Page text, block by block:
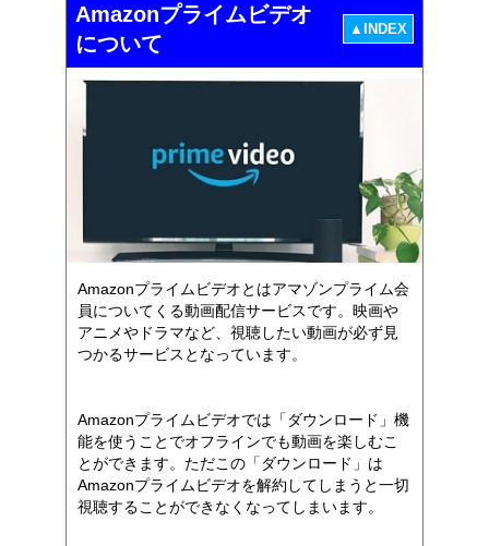
Amazonプライムビデオ
について
▲INDEX
Amazonプライムビデオとはアマゾンプライム会
員についてくる動画配信サービスです。映画や
アニメやドラマなど、視聴したい動画が必ず見
つかるサービスとなっています。
Amazonプライムビデオでは「ダウンロード」機
能を使うことでオフラインでも動画を楽しむこ
とができます。ただこの「ダウンロード」は
Amazonプライムビデオを解約してしまうと一切
視聴することができなくなってしまいます。